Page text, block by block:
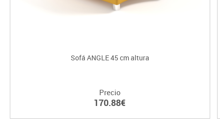
Sofá ANGLE 45 cm altura
Precio
170.88€